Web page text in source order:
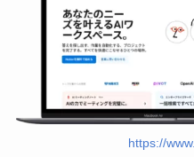
https://